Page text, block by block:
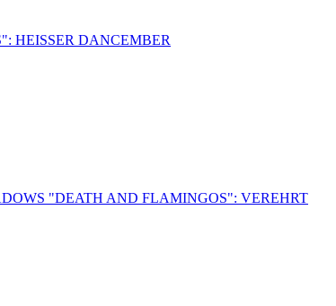
HEISSER DANCEMBER
"DEATH AND FLAMINGOS": VEREHRT